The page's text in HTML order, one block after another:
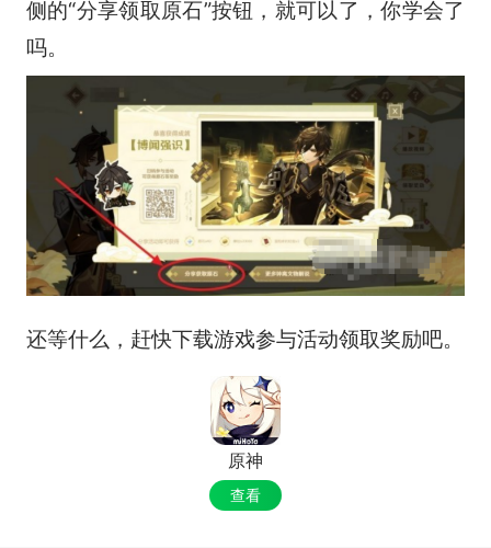
侧的“分享领取原石”按钮，就可以了，你学会了
吗。
还等什么，赶快下载游戏参与活动领取奖励吧。
原神
查看